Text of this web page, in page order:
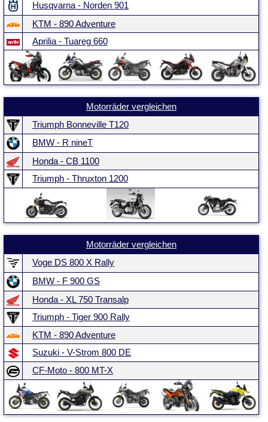
Husqvarna - Norden 901
KTM - 890 Adventure
Aprilia - Tuareg 660
Motorräder vergleichen
Triumph Bonneville T120
BMW - R nineT
Honda - CB 1100
Triumph - Thruxton 1200
Motorräder vergleichen
Voge DS 800 X Rally
BMW - F 900 GS
Honda - XL 750 Transalp
Triumph - Tiger 900 Rally
KTM - 890 Adventure
Suzuki - V-Strom 800 DE
CF-Moto - 800 MT-X